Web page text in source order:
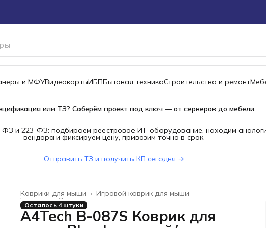
и МФУВидеокартыИБПБытовая техникаСтроительство и ремонт
или ТЗ? Соберём проект под ключ — от серверов до мебели.
и 223-ФЗ: подбираем реестровое ИТ-оборудование, находим
вендора и фиксируем цену, привозим точно в срок.
Отправить ТЗ и получить КП сегодня →
Игровой коврик для мыши
Коврики для мыши ›
Электроника
Главная ›
Осталось 4 штуки
A4Tech B-087S Коврик для